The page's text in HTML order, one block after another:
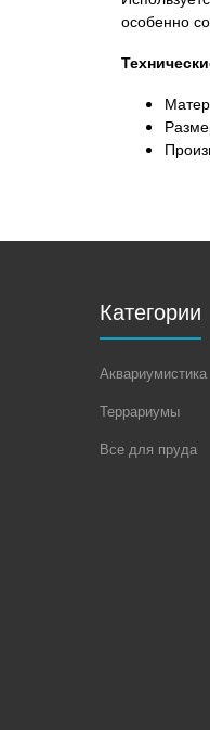
особенно
Категории
Аквариумистика
Террариумы
Все для пруда